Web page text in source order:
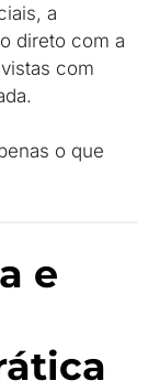
a
direto com a
com
o que
e